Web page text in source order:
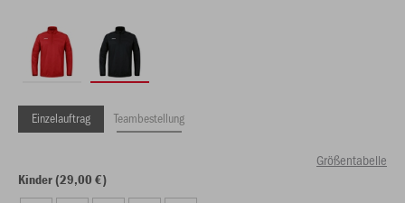
Einzelauftrag Teambestellung
Größentabelle
Kinder (29,00 €)